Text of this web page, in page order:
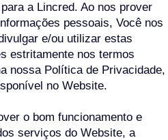
a Lincred. Ao nos prover
pessoais, Você nos
e/ou utilizar estas
estritamente nos termos
nossa Política de Privacidade,
no Website.
o bom funcionamento e
serviços do Website, a